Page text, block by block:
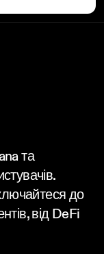
та
до
від DeFi